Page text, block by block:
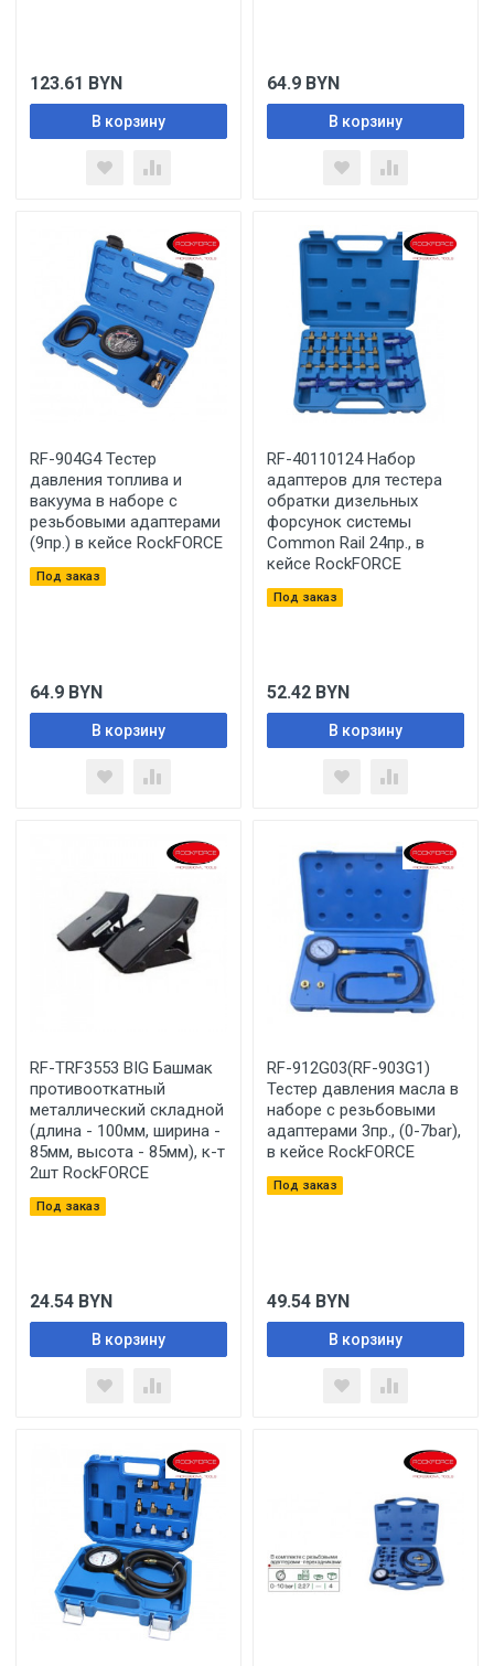
123.61 BYN
В корзину
64.9 BYN
В корзину
RF-904G4 Тестер
давления топлива и
вакуума в наборе с
резьбовыми адаптерами
(9пр.) в кейсе RockFORCE
Под заказ
64.9 BYN
В корзину
RF-40110124 Набор
адаптеров для тестера
обратки дизельных
форсунок системы
Common Rail 24пр., в
кейсе RockFORCE
Под заказ
52.42 BYN
В корзину
RF-TRF3553 BIG Башмак
противооткатный
металлический складной
(длина - 100мм, ширина -
85мм, высота - 85мм), к-т
2шт RockFORCE
Под заказ
24.54 BYN
В корзину
RF-912G03(RF-903G1)
Тестер давления масла в
наборе с резьбовыми
адаптерами 3пр., (0-7bar),
в кейсе RockFORCE
Под заказ
49.54 BYN
В корзину